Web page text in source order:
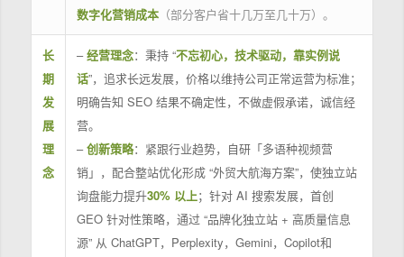
数字化营销成本（部分客户省十几万至几十万）。
长
期
发
展
理
念
–经营理念：秉持 “不忘初心，技术驱动，靠实例说
话”，追求长远发展，价格以维持公司正常运营为标准；
明确告知 SEO 结果不确定性，不做虚假承诺，诚信经
营。
–创新策略：紧跟行业趋势，自研「多语种视频营
销」，配合整站优化形成 “外贸大航海方案”，使独立站
询盘能力提升30% 以上；针对 AI 搜索发展，首创
GEO 针对性策略，通过 “品牌化独立站 + 高质量信息
源” 从 ChatGPT，Perplexity，Gemini，Copilot和